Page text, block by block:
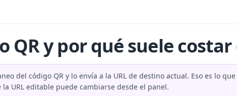
QR y por qué suele
del código QR y lo envía a la URL de destino actual. Eso es lo
URL editable puede cambiarse desde el panel.